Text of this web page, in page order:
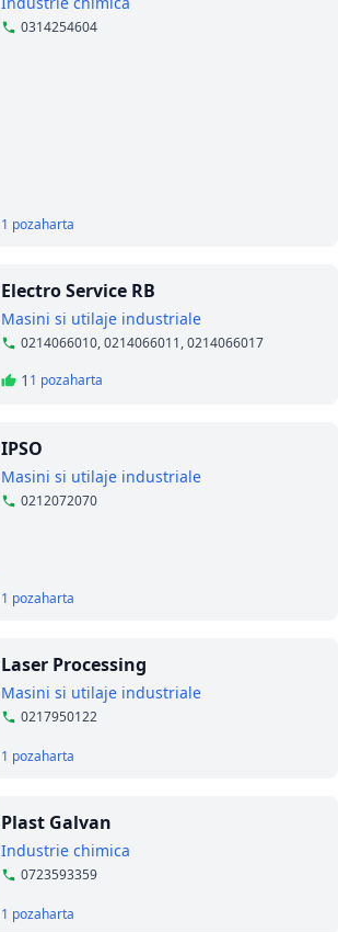
0314254604
1 pozaharta
Electro Service RB
Masini si utilaje industriale
0214066010, 0214066011, 0214066017
1 1 pozaharta
IPSO
Masini si utilaje industriale
0212072070
1 pozaharta
Laser Processing
Masini si utilaje industriale
0217950122
1 pozaharta
Plast Galvan
Industrie chimica
0723593359
1 pozaharta